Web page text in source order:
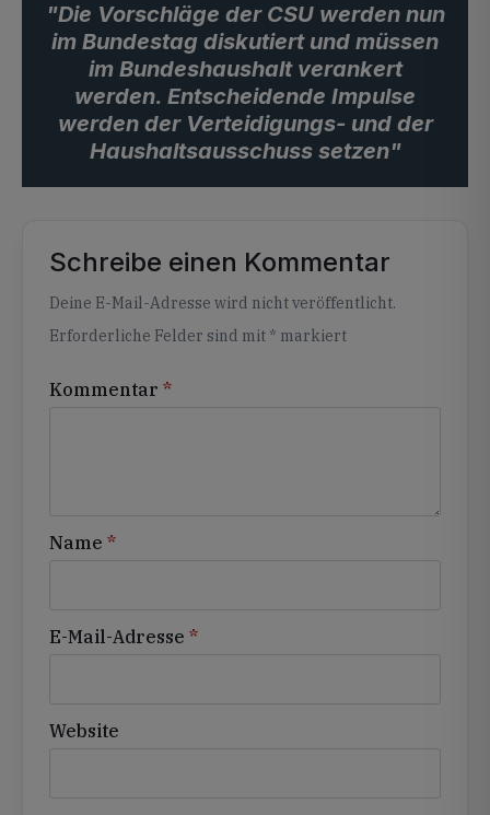
"Die Vorschläge der CSU werden nun
im Bundestag diskutiert und müssen
im Bundeshaushalt verankert
werden. Entscheidende Impulse
werden der Verteidigungs- und der
Haushaltsausschuss setzen"
Schreibe einen Kommentar
Deine E-Mail-Adresse wird nicht veröffentlicht.
Erforderliche Felder sind mit * markiert
Kommentar *
Name *
E-Mail-Adresse *
Website
Alternative: